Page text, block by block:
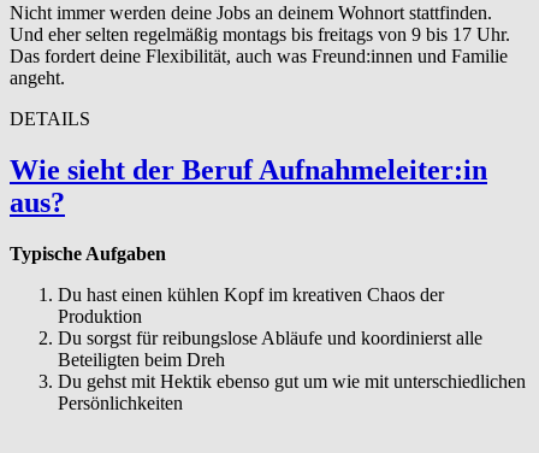
Nicht immer werden deine Jobs an deinem Wohnort stattfinden.
Und eher selten regelmäßig montags bis freitags von 9 bis 17 Uhr.
Das fordert deine Flexibilität, auch was Freund:innen und Familie
angeht.
DETAILS
Wie sieht der Beruf Auf­nah­meleit­er:in
aus?
Typische Aufgaben
Du hast einen kühlen Kopf im kreativen Chaos der
Produktion
Du sorgst für reibungslose Abläufe und koordinierst alle
Beteiligten beim Dreh
Du gehst mit Hektik ebenso gut um wie mit unterschiedlichen
Persönlichkeiten